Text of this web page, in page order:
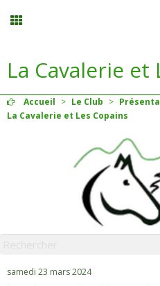
Balades
Planning
Mon compte
La Cavalerie et
Accueil > Le Club >
La Cavalerie et Les Copains
samedi 23 mars 2024